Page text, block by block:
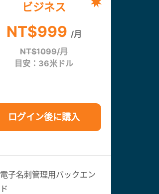
ビジネス
NT$999 /月
NT$1099/月
目安：36米ドル
ログイン後に購入
電子名刺管理用バックエン
ド